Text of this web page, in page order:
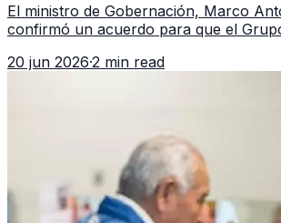
El ministro de Gobernación, Marco
confirmó un acuerdo para que el
fallido con la administración anterior del
20 jun 2026·2 min read